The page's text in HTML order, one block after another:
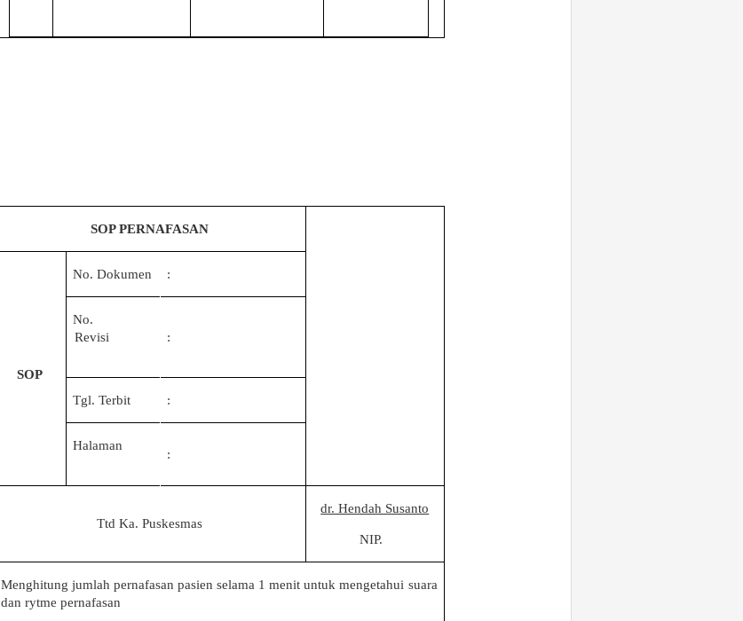
SOP PERNAFASAN
SOP
No. Dokumen :
No.
Revisi
:
Tgl. Terbit :
Halaman
:
Ttd Ka. Puskesmas
dr. Hendah Susanto
NIP.
Menghitung jumlah pernafasan pasien selama 1 menit untuk mengetahui suara
dan rytme pernafasan